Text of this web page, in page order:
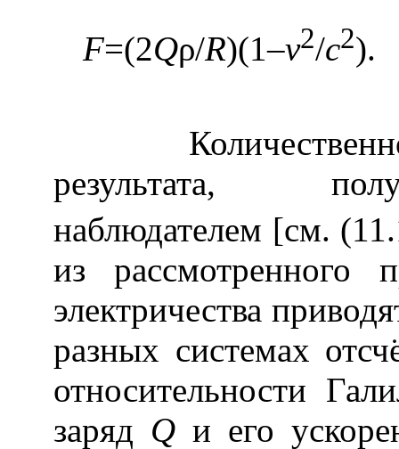
F=(2Qρ/R)(1–v2/с2
Количественно
результата,
наблюдателем [см.
из рассмотренного
электричества
разных системах
относительности
заряд Q и его